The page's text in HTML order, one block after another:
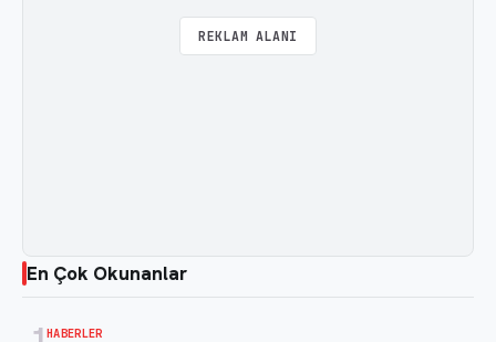
REKLAM ALANI
En Çok Okunanlar
HABERLER